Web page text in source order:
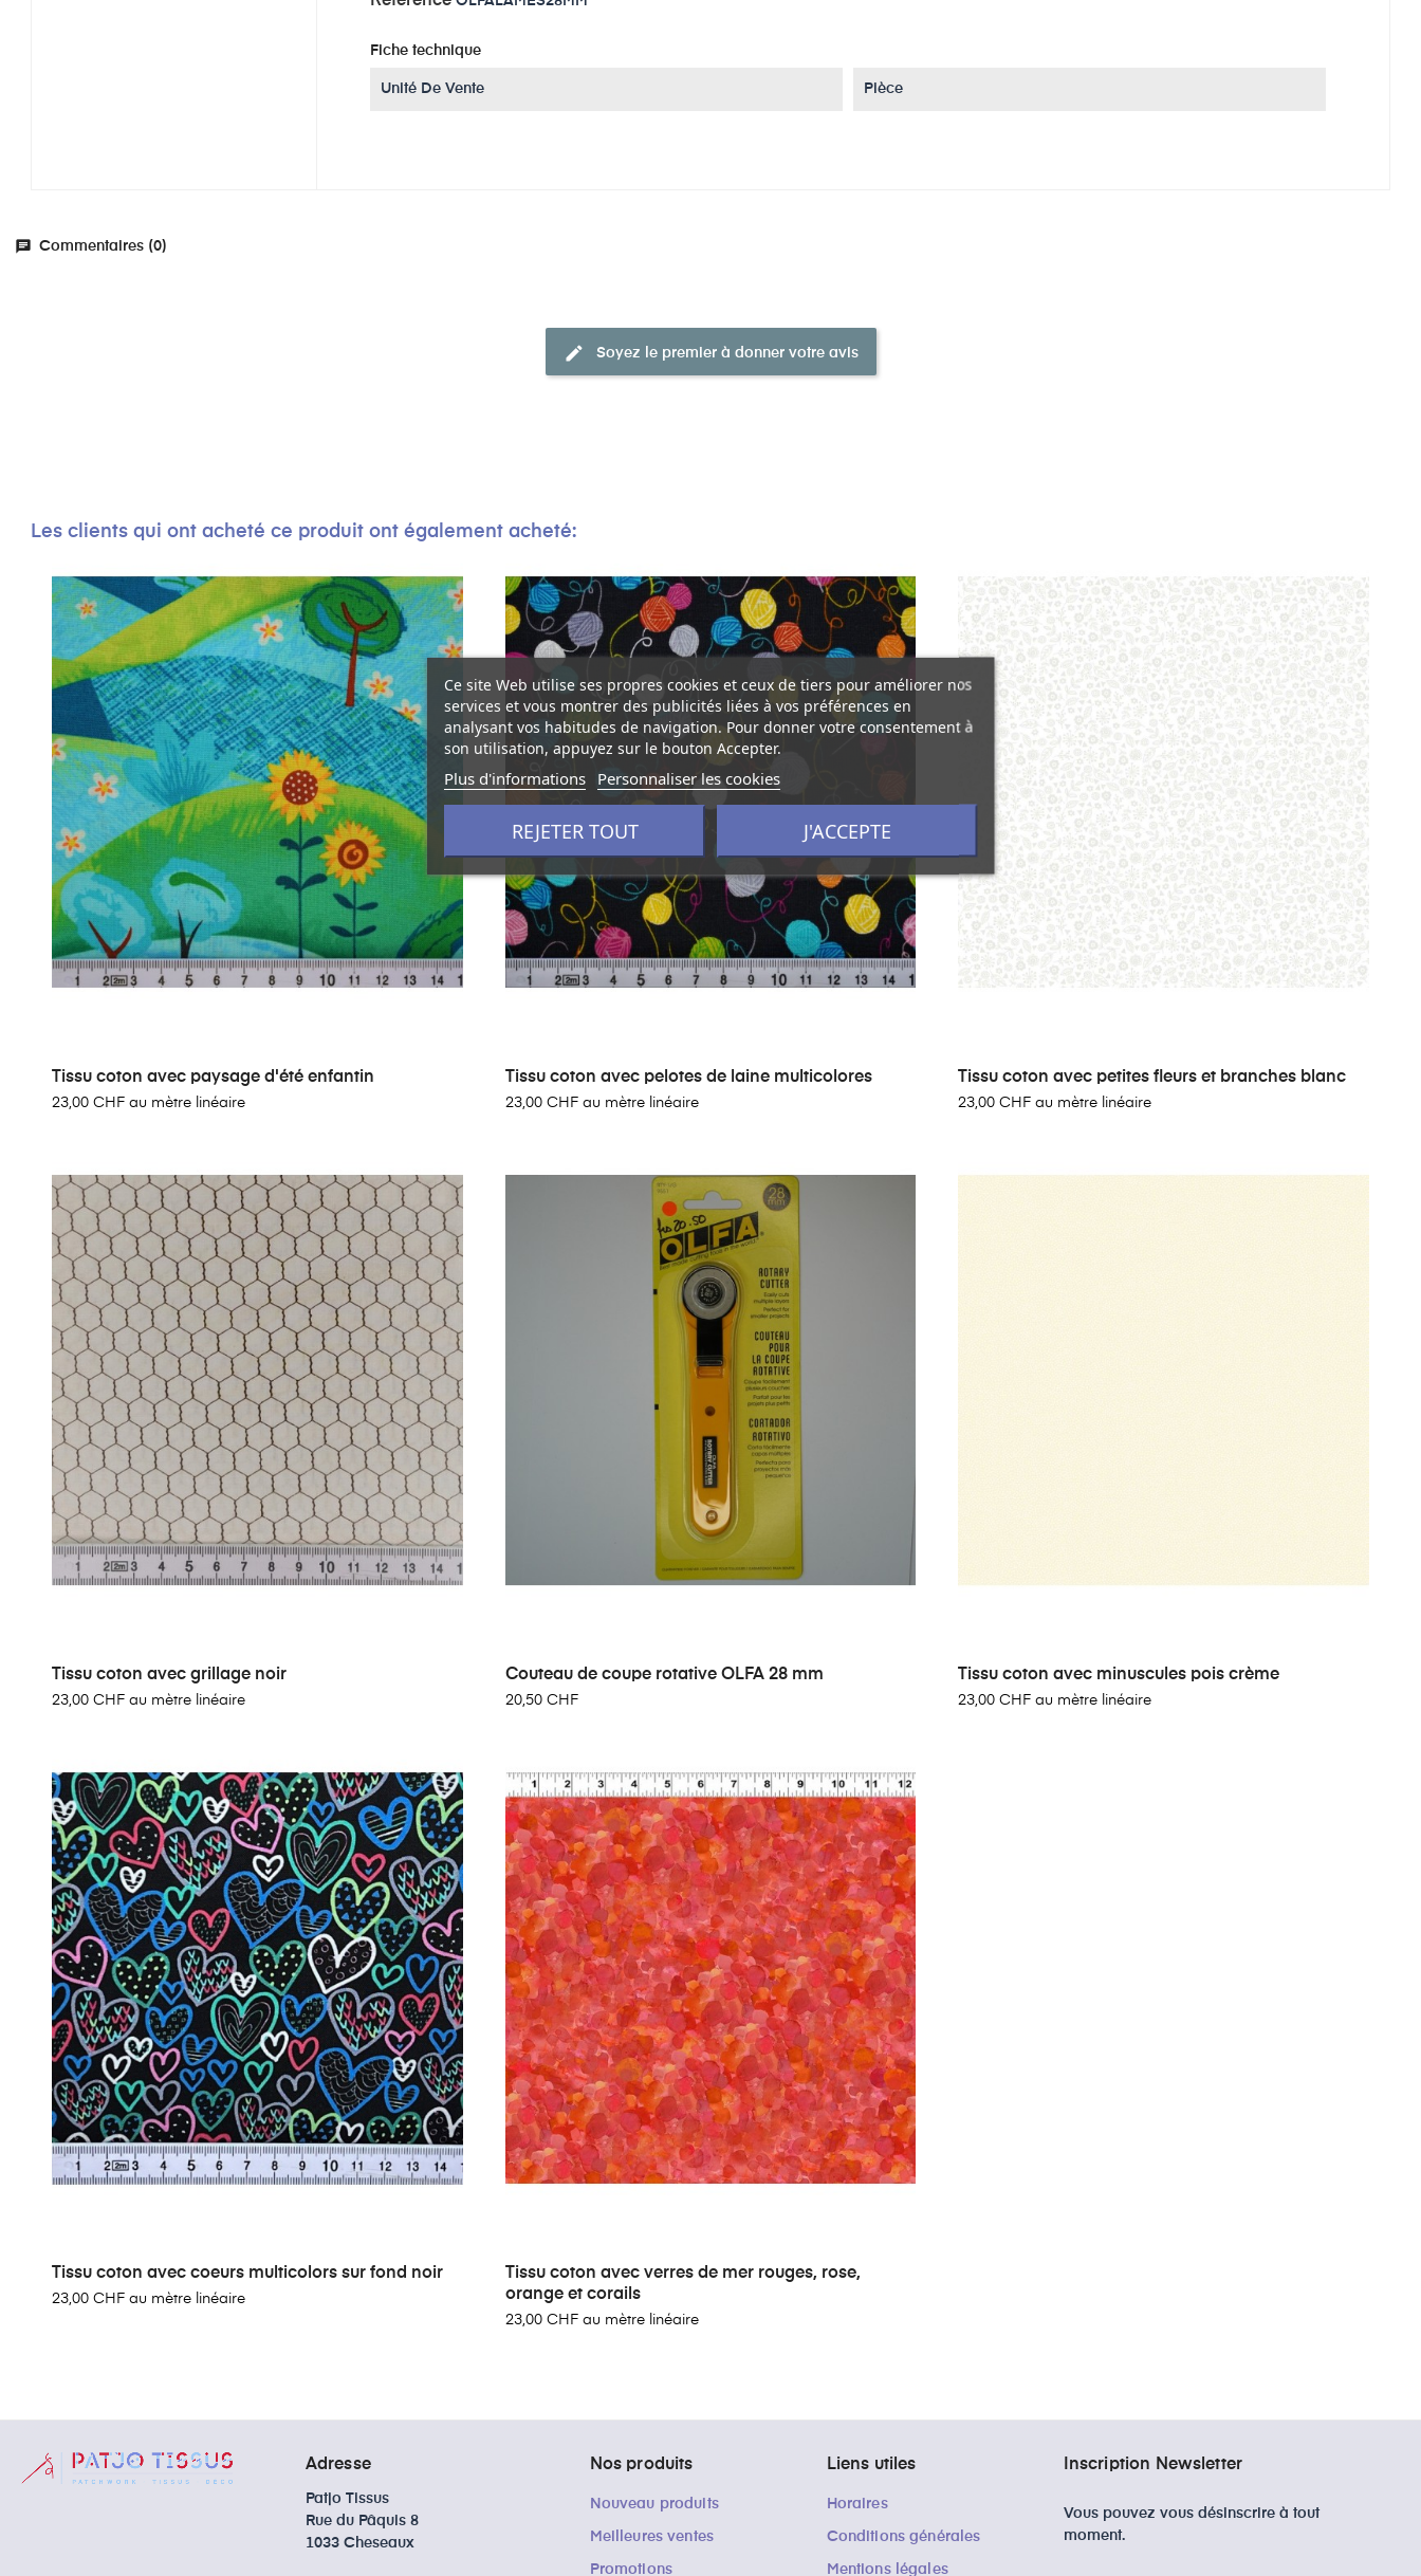
Fiche technique
Unité De Vente Pièce
chat Commentaires (0)
edit Soyez le premier à donner votre avis
Les clients qui ont acheté ce produit ont également acheté:
Tissu coton avec paysage d'été enfantin
23,00 CHF au mètre linéaire
Tissu coton avec pelotes de laine multicolores
23,00 CHF au mètre linéaire
Tissu coton avec petites fleurs et branches blanc
23,00 CHF au mètre linéaire
Tissu coton avec grillage noir
23,00 CHF au mètre linéaire
Couteau de coupe rotative OLFA 28 mm
20,50 CHF
Tissu coton avec minuscules pois crème
23,00 CHF au mètre linéaire
Tissu coton avec coeurs multicolors sur fond noir
23,00 CHF au mètre linéaire
Tissu coton avec verres de mer rouges, rose,
orange et corails
23,00 CHF au mètre linéaire
Adresse
Patjo Tissus
Rue du Pâquis 8
1033 Cheseaux
Nos produits
Nouveau produits
Meilleures ventes
Promotions
Liens utiles
Horaires
Conditions générales
Mentions légales
Inscription Newsletter
Vous pouvez vous désinscrire à tout
moment.
Ce site Web utilise ses propres cookies et ceux de tiers pour améliorer nos
services et vous montrer des publicités liées à vos préférences en
analysant vos habitudes de navigation. Pour donner votre consentement à
son utilisation, appuyez sur le bouton Accepter.
Plus d'informations Personnaliser les cookies
REJETER TOUT J'ACCEPTE